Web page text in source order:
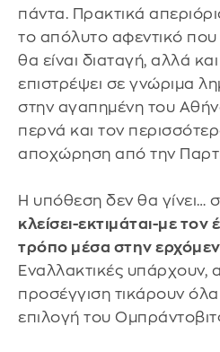
πάντα. Πρακτικά
το απόλυτο αφεντικό που
θα είναι διαταγή, αλλά
επιστρέψει σε γνώριμα
στην αγαπημένη του
περνά και τον
αποχώρηση από την
Η υπόθεση δεν θα γίνει…
κλείσει-εκτιμάται-με
τρόπο μέσα στην
Εναλλακτικές υπάρχουν,
προσέγγιση τικάρουν
επιλογή του